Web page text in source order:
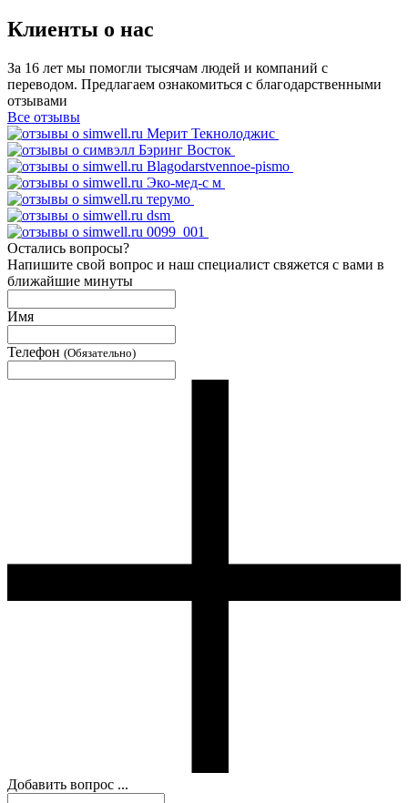
Клиенты о нас
За 16 лет мы помогли тысячам людей и компаний с
переводом. Предлагаем ознакомиться с благодарственными
отзывами
Все отзывы
Остались вопросы?
Напишите свой вопрос и наш специалист свяжется с вами в
ближайшие минуты
Имя
Телефон (Обязательно)
Добавить вопрос ...